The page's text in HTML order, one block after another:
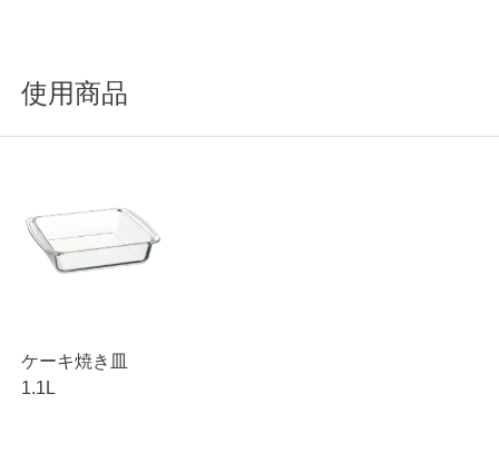
使用商品
ケーキ焼き皿
1.1L